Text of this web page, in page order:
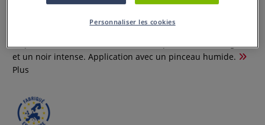
3 Commentaires
et un noir intense. Application avec un pinceau humide.
Plus
Personnaliser les cookies